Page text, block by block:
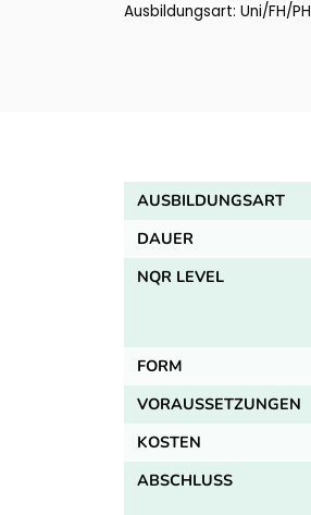
Ausbildungsart: Uni/FH/PH
AUSBILDUNGSART
DAUER
NQR LEVEL
FORM
VORAUSSETZUNGEN
KOSTEN
ABSCHLUSS